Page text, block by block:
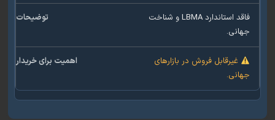
فاقد استاندارد LBMA و شناخت
غیرقابل فروش در بازارهای